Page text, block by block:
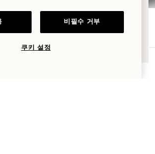
로맨스
비필수 거부
쿠키 설정